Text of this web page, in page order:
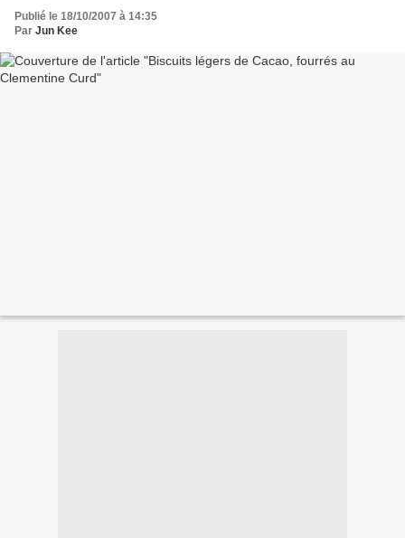
Publié le 18/10/2007 à 14:35
Par Jun Kee